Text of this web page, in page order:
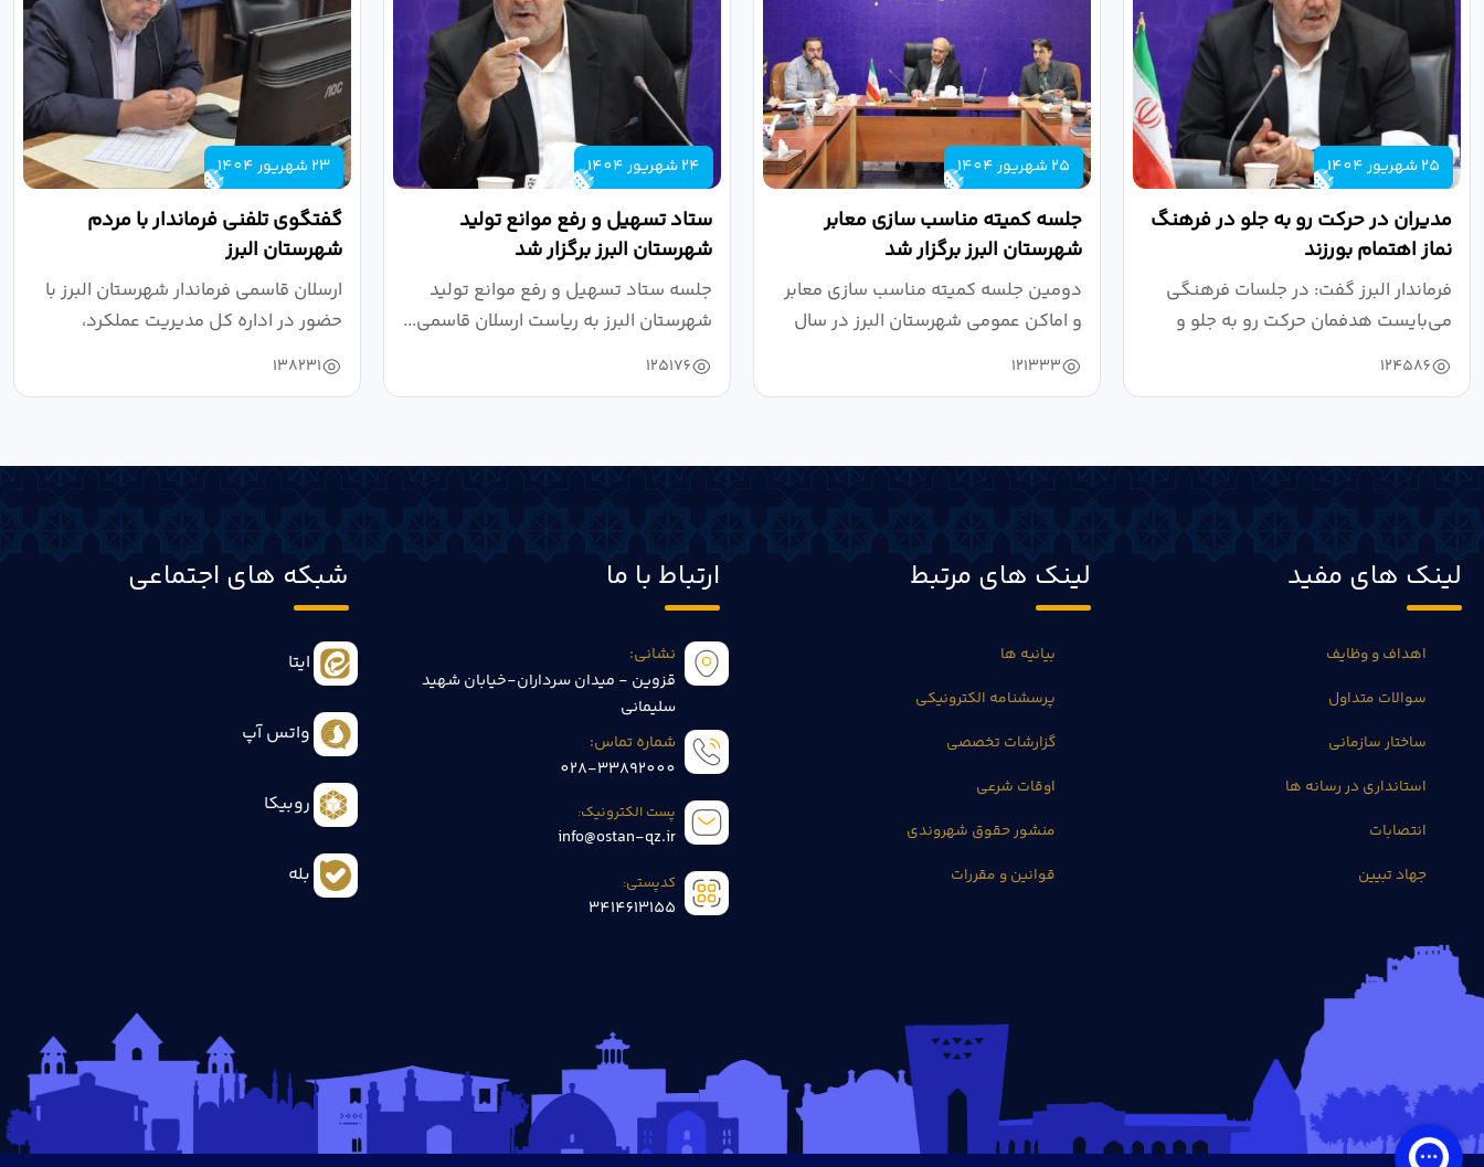
25 شهریور 1404
مدیران در حرکت رو به جلو در فرهنگ
نماز اهتمام بورزند
فرماندار البرز گفت: در جلسات فرهنگی
می‌بایست هدفمان حرکت رو به جلو و
دستیابی...
124586
25 شهریور 1404
جلسه کمیته مناسب سازی معابر
شهرستان البرز برگزار شد
دومین جلسه کمیته مناسب سازی معابر
و اماکن عمومی شهرستان البرز در سال
۱۴۰۴ به...
121333
24 شهریور 1404
ستاد تسهیل و رفع موانع تولید
شهرستان البرز برگزار شد
جلسه ستاد تسهیل و رفع موانع تولید
شهرستان البرز به ریاست ارسلان قاسمی...
125176
23 شهریور 1404
گفتگوی تلفنی فرماندار با مردم
شهرستان البرز
ارسلان قاسمی فرماندار شهرستان البرز با
حضور در اداره کل مدیریت عملکرد،
بازرسی...
138231
لینک های مفید
اهداف و وظایف
سوالات متداول
ساختار سازمانی
استانداری در رسانه ها
انتصابات
جهاد تبیین
لینک های مرتبط
بیانیه ها
پرسشنامه الکترونیکی
گزارشات تخصصی
اوقات شرعی
منشور حقوق شهروندی
قوانین و مقررات
ارتباط با ما
نشانی:
قزوین - میدان سرداران-خیابان شهید
سلیمانی
شماره تماس:
028-33892000
پست الکترونیک:
info@ostan-qz.ir
کدپستی:
3414613155
شبکه های اجتماعی
ایتا
واتس آپ
روبیکا
بله